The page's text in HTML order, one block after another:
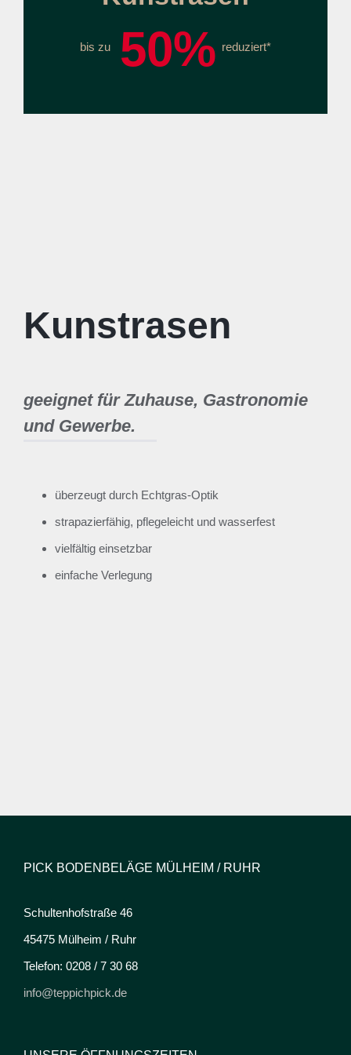
bis zu 50% reduziert*
Kunstrasen
geeignet für Zuhause, Gastronomie
und Gewerbe.
überzeugt durch Echtgras-Optik
strapazierfähig, pflegeleicht und wasserfest
vielfältig einsetzbar
einfache Verlegung
PICK BODENBELÄGE MÜLHEIM / RUHR
Schultenhofstraße 46
45475 Mülheim / Ruhr
Telefon: 0208 / 7 30 68
info@teppichpick.de